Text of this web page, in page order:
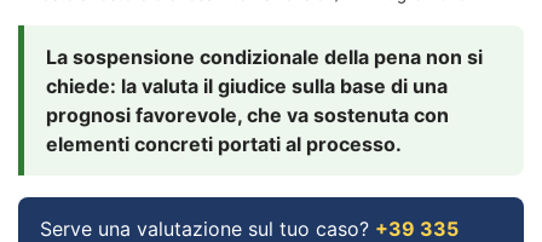
La sospensione condizionale della pena non si
chiede: la valuta il giudice sulla base di una
prognosi favorevole, che va sostenuta con
elementi concreti portati al processo.
Serve una valutazione sul tuo caso? +39 335